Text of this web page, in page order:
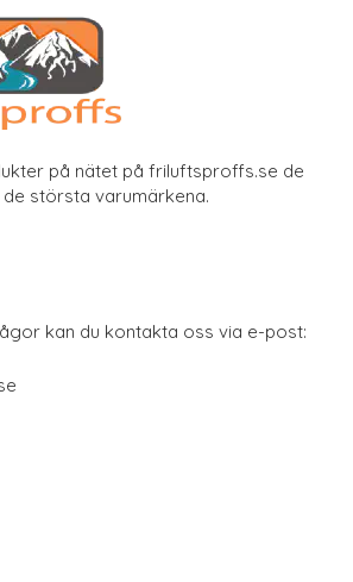
på nätet på friluftsproffs.se de
största varumärkena.
kan du kontakta oss via e-post: